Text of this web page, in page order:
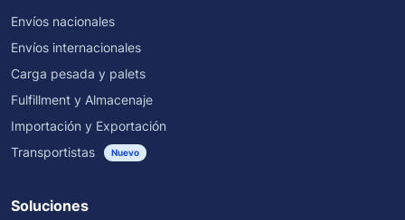
Envíos nacionales
Envíos internacionales
Carga pesada y palets
Fulfillment y Almacenaje
Importación y Exportación
Transportistas
Nuevo
Soluciones